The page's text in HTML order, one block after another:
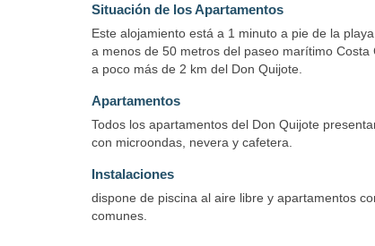
Situación de los Apartamentos
Este alojamiento está a 1 minuto a pie de la
a menos de 50 metros del paseo marítimo
a poco más de 2 km del Don Quijote.
Apartamentos
Todos los apartamentos del Don Quijote
con microondas, nevera y cafetera.
Instalaciones
dispone de piscina al aire libre y apartamentos
comunes.